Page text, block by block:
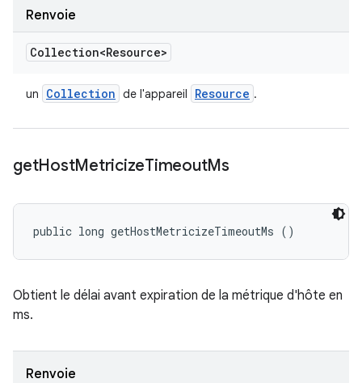
Renvoie
Collection<Resource>
un Collection de l'appareil Resource .
getHostMetricizeTimeoutMs
public long getHostMetricizeTimeoutMs ()
Obtient le délai avant expiration de la métrique d'hôte en
ms.
Renvoie